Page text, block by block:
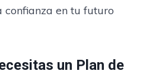
confianza en tu futuro
un Plan de